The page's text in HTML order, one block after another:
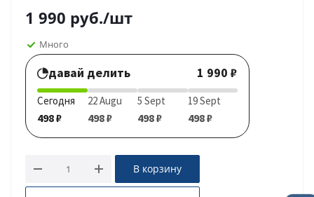
1 990 руб./шт
Много
давай делить 1 990 ₽
Сегодня
498 ₽
22 Augu
498 ₽
5 Sept
498 ₽
19 Sept
498 ₽
В корзину